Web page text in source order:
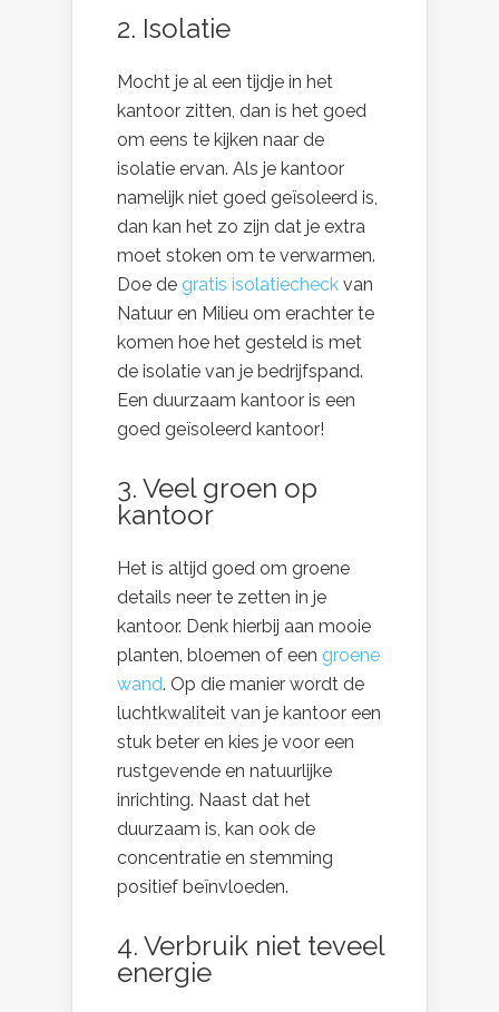
2. Isolatie
Mocht je al een tijdje in het
kantoor zitten, dan is het goed
om eens te kijken naar de
isolatie ervan. Als je kantoor
namelijk niet goed geïsoleerd is,
dan kan het zo zijn dat je extra
moet stoken om te verwarmen.
Doe de gratis isolatiecheck van
Natuur en Milieu om erachter te
komen hoe het gesteld is met
de isolatie van je bedrijfspand.
Een duurzaam kantoor is een
goed geïsoleerd kantoor!
3. Veel groen op
kantoor
Het is altijd goed om groene
details neer te zetten in je
kantoor. Denk hierbij aan mooie
planten, bloemen of een groene
wand. Op die manier wordt de
luchtkwaliteit van je kantoor een
stuk beter en kies je voor een
rustgevende en natuurlijke
inrichting. Naast dat het
duurzaam is, kan ook de
concentratie en stemming
positief beïnvloeden.
4. Verbruik niet teveel
energie